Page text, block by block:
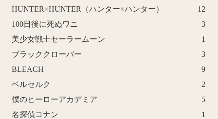
HUNTER×HUNTER（ハンター×ハンター）
12
100日後に死ぬワニ
3
美少女戦士セーラームーン
1
ブラッククローバー
3
BLEACH
9
ベルセルク
2
僕のヒーローアカデミア
5
名探偵コナン
1